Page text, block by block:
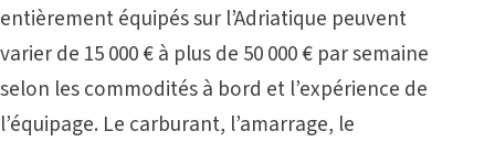
entièrement équipés sur l’Adriatique peuvent
varier de 15 000 € à plus de 50 000 € par semaine
selon les commodités à bord et l’expérience de
l’équipage. Le carburant, l’amarrage, le